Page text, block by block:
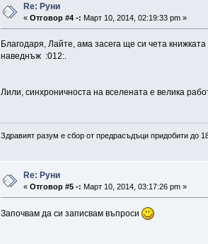
Re: Руни
«Отговор #4 -: Март 10, 2014, 02:19:33 pm »
Благодаря, Лайте, ама засега ще си чета
наведнъж :012:.
Лили, синхроничноста на вселената е велика
Здравият разум е сбор от предрасъдъци придобити до
Re: Руни
«Отговор #5 -: Март 10, 2014, 03:17:26 pm »
Започвам да си записвам въпроси